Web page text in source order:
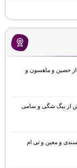
از حصین و ماهسون و
از بیگ شگی و سامی
سندی و معین و تی ام